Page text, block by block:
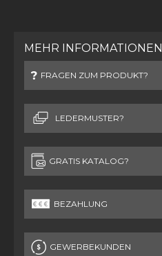
MEHR INFORMATIONEN
FRAGEN ZUM PRODUKT?
LEDERMUSTER?
GRATIS KATALOG?
BEZAHLUNG
GEWERBEKUNDEN